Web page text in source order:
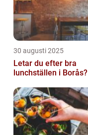
30 augusti 2025
Letar du efter bra
lunchställen i Borås?